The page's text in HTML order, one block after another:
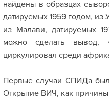
найдены в образцах
датируемых 1959 годом, из
из Малави, датируемых
можно сделать
циркулировал среди
Первые случаи СПИДа
Открытие ВИЧ, как